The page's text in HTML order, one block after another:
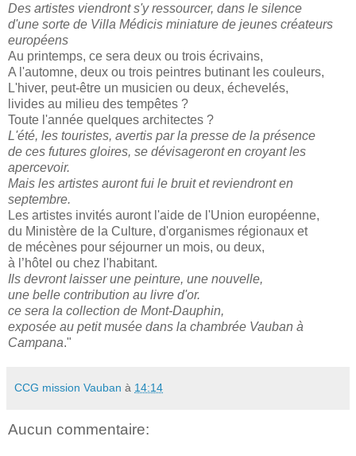
Des artistes viendront s'y ressourcer, dans le silence
d'une sorte de Villa Médicis miniature de jeunes créateurs
européens
Au printemps, ce sera deux ou trois écrivains,
A l'automne, deux ou trois peintres butinant les couleurs,
L'hiver, peut-être un musicien ou deux, échevelés,
livides au milieu des tempêtes ?
Toute l'année quelques architectes ?
L'été, les touristes, avertis par la presse de la présence
de ces futures gloires, se dévisageront en croyant les
apercevoir.
Mais les artistes auront fui le bruit et reviendront en
septembre.
Les artistes invités auront l'aide de l'Union européenne,
du Ministère de la Culture, d'organismes régionaux et
de mécènes pour séjourner un mois, ou deux,
à l’hôtel ou chez l'habitant.
Ils devront laisser une peinture, une nouvelle,
une belle contribution au livre d'or.
ce sera la collection de Mont-Dauphin,
exposée au petit musée dans la chambrée Vauban à
Campana."
CCG mission Vauban à 14:14
Aucun commentaire: